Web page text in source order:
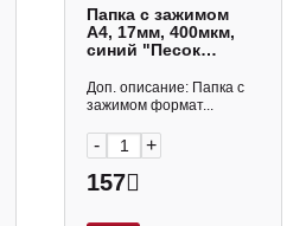
Папка с зажимом
А4, 17мм, 400мкм,
синий "Песок
Erich Krause
Доп. описание: Папка с
зажимом формат...
- +
157